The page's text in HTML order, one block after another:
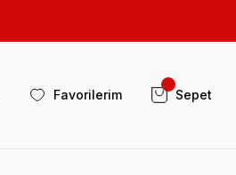
Favorilerim Sepet